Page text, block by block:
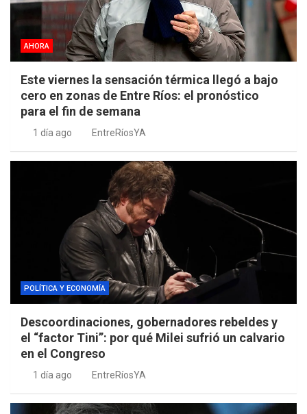
AHORA
Este viernes la sensación térmica llegó a bajo
cero en zonas de Entre Ríos: el pronóstico
para el fin de semana
1 día ago EntreRíosYA
POLÍTICA Y ECONOMÍA
Descoordinaciones, gobernadores rebeldes y
el “factor Tini”: por qué Milei sufrió un calvario
en el Congreso
1 día ago EntreRíosYA